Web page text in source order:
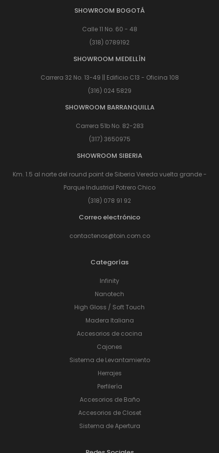
SHOWROOM BOGOTÁ
Calle 11 No. 60 - 48
(318) 0789192
SHOWROOM MEDELLÍN
Carrera 32 No. 13-49 || Edificio C13 - Oficina 108
(316) 024 5829
SHOWROOM BARRANQUILLA
Carrera 51b No. 82-283
(317) 3650975
SHOWROOM SIBERIA
Km. 1.5 al norte del round point de Siberia Vereda vuelta grande -
Parque Industrial Potrero Chico
(318) 078 91 92
Correo electrónico
contactenos@toin.com.co
Categorías
Infinity
Nanotech
High Gloss / Soft Touch
Madera Italiana
Accesorios de cocina
Cajones
Sistema de Levantamiento
Herrajes
Perfilería
Accesorios de Baño
Accesorios de Closet
Sistema de Apertura